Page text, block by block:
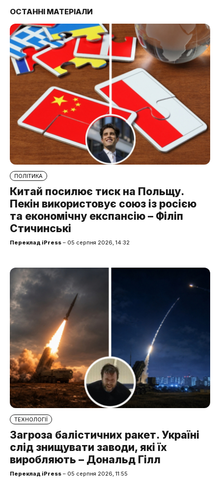
ОСТАННІ МАТЕРІАЛИ
ПОЛІТИКА
Китай посилює тиск на Польщу.
Пекін використовує союз із росією
та економічну експансію – Філіп
Стичинські
Переклад iPress – 05 серпня 2026, 14:32
ТЕХНОЛОГІЇ
Загроза балістичних ракет. Україні
слід знищувати заводи, які їх
виробляють – Дональд Гілл
Переклад iPress – 05 серпня 2026, 11:55